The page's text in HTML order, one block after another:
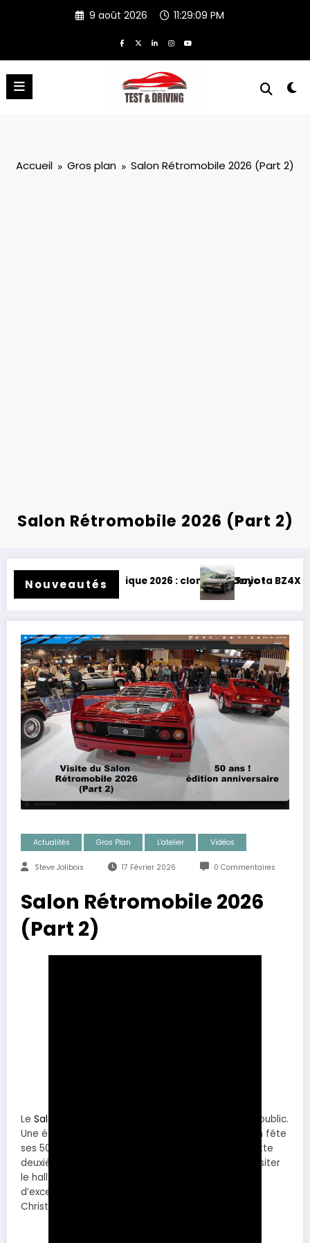
9 août 2026 11:29:09 PM
Accueil Gros plan Salon Rétromobile 2026 (Part 2)
Salon Rétromobile 2026 (Part 2)
Nouveautés
électrique 2026 : clone de Scenic !Toyota BZ4X Touring :
Actualités Gros Plan L'atelier Vidéos
Steve Jolibois 17 Février 2026 0 Commentaires
Salon Rétromobile 2026
(Part 2)
Le Salon Rétromobile 2026
a ouvert ses portes au public.
Une édition attendue puisque cette année, le salon fête
ses 50 ans à la porte de Versailles à Paris. Dans cette
deuxième partie de vidéo
, je vous fait visiter
le hall 7.3 où se trouvent les stands des voitures
d’exceptions avec Kidston, Joe Macari, Gooding
Christie’s…constructeurs. Embarquez dans le passé.